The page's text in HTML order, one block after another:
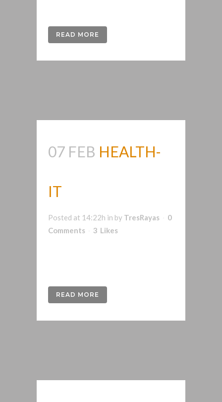
READ MORE
07 FEB HEALTH-
IT
Posted at 14:22h in by TresRayas
0
Comments
3 Likes
READ MORE